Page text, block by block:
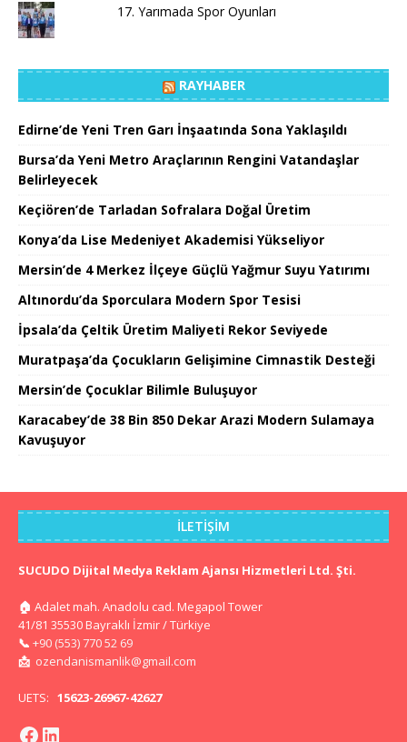
17. Yarımada Spor Oyunları
RAYHABER
Edirne’de Yeni Tren Garı İnşaatında Sona Yaklaşıldı
Bursa’da Yeni Metro Araçlarının Rengini Vatandaşlar
Belirleyecek
Keçiören’de Tarladan Sofralara Doğal Üretim
Konya’da Lise Medeniyet Akademisi Yükseliyor
Mersin’de 4 Merkez İlçeye Güçlü Yağmur Suyu Yatırımı
Altınordu’da Sporculara Modern Spor Tesisi
İpsala’da Çeltik Üretim Maliyeti Rekor Seviyede
Muratpaşa’da Çocukların Gelişimine Cimnastik Desteği
Mersin’de Çocuklar Bilimle Buluşuyor
Karacabey’de 38 Bin 850 Dekar Arazi Modern Sulamaya
Kavuşuyor
İLETIŞIM
SUCUDO Dijital Medya Reklam Ajansı Hizmetleri Ltd. Şti.
🏠 Adalet mah. Anadolu cad. Megapol Tower
41/81 35530 Bayraklı İzmir / Türkiye
📞 +90 (553) 770 52 69
📩 ozendanismanlik@gmail.com
UETS: 15623-26967-42627